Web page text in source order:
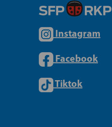
Instagram
Facebook
Tiktok